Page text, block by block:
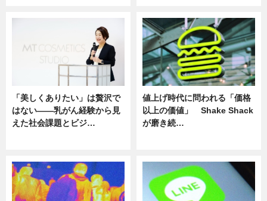
「美しくありたい」は贅沢で
はない――乳がん経験から見
えた社会課題とビジ…
値上げ時代に問われる「価格
以上の価値」 Shake Shack
が磨き続…